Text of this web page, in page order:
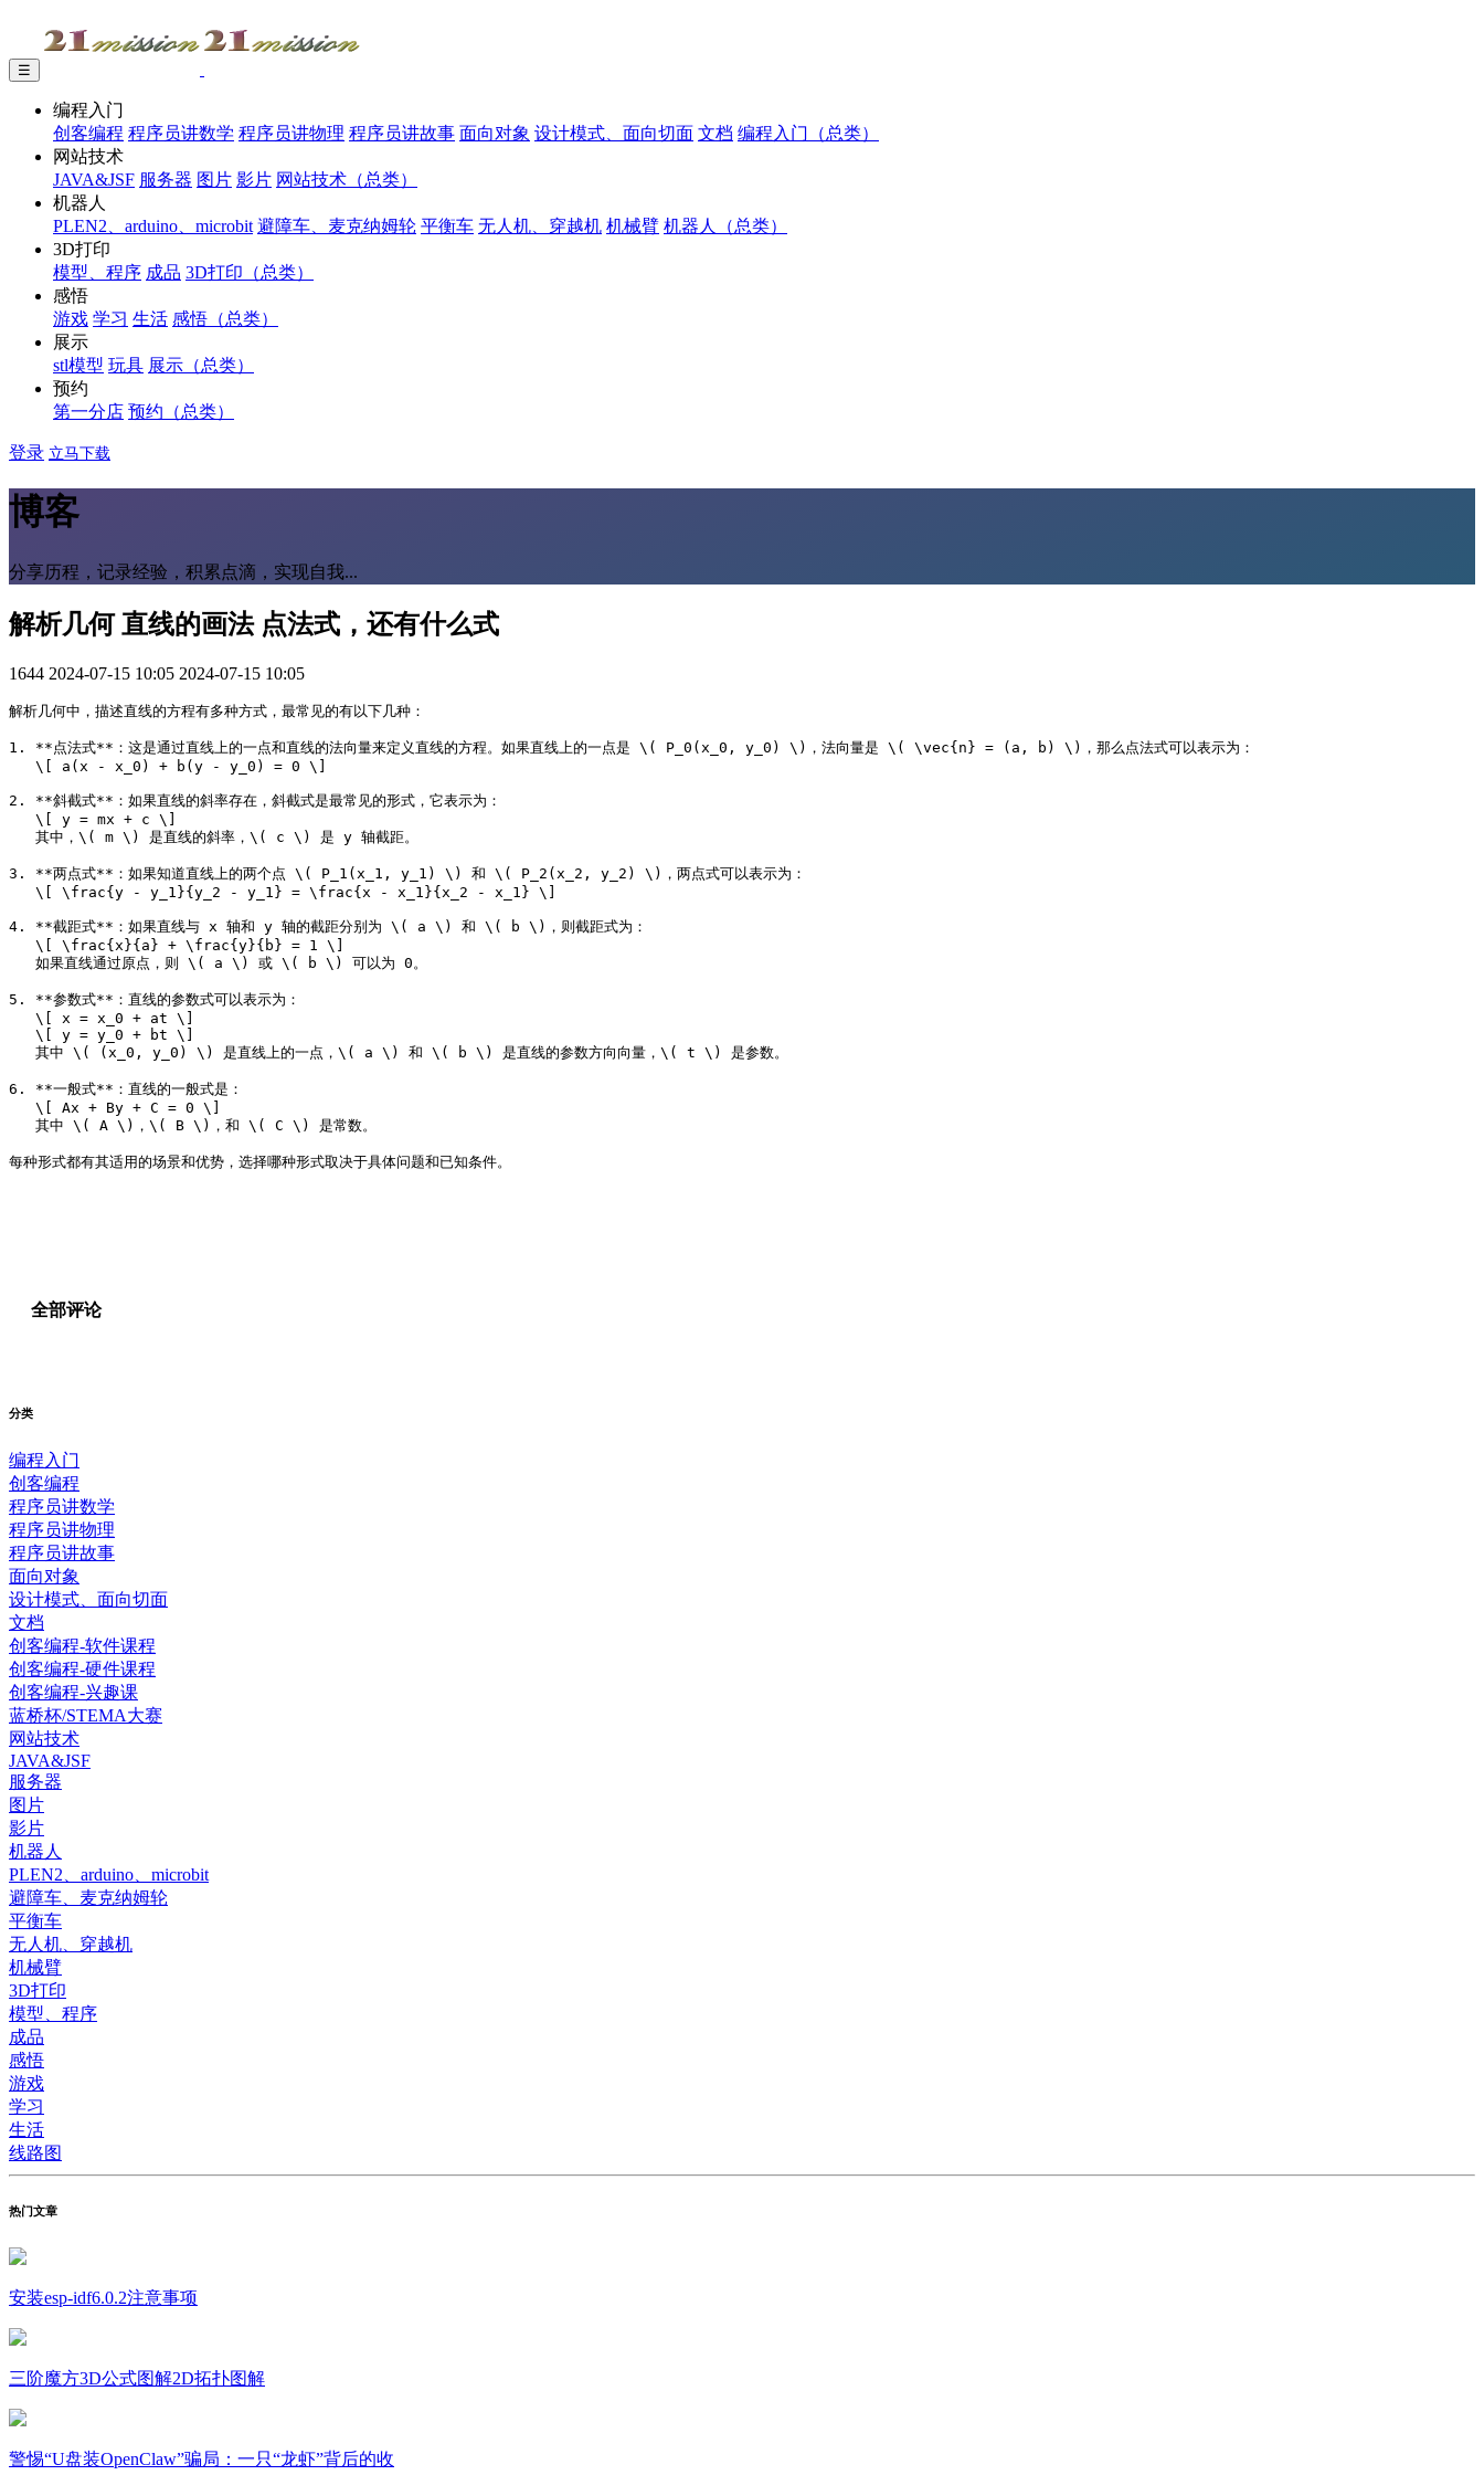
☰
编程入门
创客编程 程序员讲数学 程序员讲物理 程序员讲故事 面向对象 设计模式、面向切面 文档 编程入门（总类）
网站技术
JAVA&JSF 服务器 图片 影片 网站技术（总类）
机器人
PLEN2、arduino、microbit 避障车、麦克纳姆轮 平衡车 无人机、穿越机 机械臂 机器人（总类）
3D打印
模型、程序 成品 3D打印（总类）
感悟
游戏 学习 生活 感悟（总类）
展示
stl模型 玩具 展示（总类）
预约
第一分店 预约（总类）
登录 立马下载
博客
分享历程，记录经验，积累点滴，实现自我...
解析几何 直线的画法 点法式，还有什么式
1644 2024-07-15 10:05 2024-07-15 10:05
解析几何中，描述直线的方程有多种方式，最常见的有以下几种：
1. **点法式**：这是通过直线上的一点和直线的法向量来定义直线的方程。如果直线上的一点是 \( P_0(x_0, y_0) \)，法向量是 \( \vec{n} = (a, b) \)，那么点法式可以表示为：
   \[ a(x - x_0) + b(y - y_0) = 0 \]
2. **斜截式**：如果直线的斜率存在，斜截式是最常见的形式，它表示为：
   \[ y = mx + c \]
   其中，\( m \) 是直线的斜率，\( c \) 是 y 轴截距。
3. **两点式**：如果知道直线上的两个点 \( P_1(x_1, y_1) \) 和 \( P_2(x_2, y_2) \)，两点式可以表示为：
   \[ \frac{y - y_1}{y_2 - y_1} = \frac{x - x_1}{x_2 - x_1} \]
4. **截距式**：如果直线与 x 轴和 y 轴的截距分别为 \( a \) 和 \( b \)，则截距式为：
   \[ \frac{x}{a} + \frac{y}{b} = 1 \]
   如果直线通过原点，则 \( a \) 或 \( b \) 可以为 0。
5. **参数式**：直线的参数式可以表示为：
   \[ x = x_0 + at \]
   \[ y = y_0 + bt \]
   其中 \( (x_0, y_0) \) 是直线上的一点，\( a \) 和 \( b \) 是直线的参数方向向量，\( t \) 是参数。
6. **一般式**：直线的一般式是：
   \[ Ax + By + C = 0 \]
   其中 \( A \)，\( B \)，和 \( C \) 是常数。
全部评论
分类
编程入门
创客编程
程序员讲数学
程序员讲物理
程序员讲故事
面向对象
设计模式、面向切面
文档
创客编程-软件课程
创客编程-硬件课程
创客编程-兴趣课
蓝桥杯/STEMA大赛
网站技术
JAVA&JSF
服务器
图片
影片
机器人
PLEN2、arduino、microbit
避障车、麦克纳姆轮
平衡车
无人机、穿越机
机械臂
3D打印
模型、程序
成品
感悟
游戏
学习
生活
线路图
热门文章
安装esp-idf6.0.2注意事项
三阶魔方3D公式图解2D拓扑图解
警惕“U盘装OpenClaw”骗局：一只“龙虾”背后的收